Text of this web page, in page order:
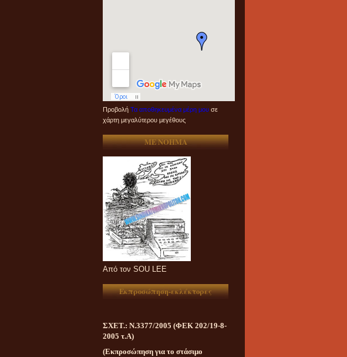
Προβολή Τα αποθηκευμένα μέρη μου σε
χάρτη μεγαλύτερου μεγέθους
ME NOHMA
Aπό τον SOU LEE
Εκπροσώπηση-εκλέκτορες
ΣΧΕΤ.: Ν.3377/2005 (ΦΕΚ 202/19-8-
2005 τ.Α)
(Εκπροσώπηση για το στάσιμο